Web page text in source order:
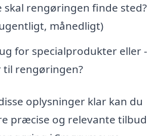
skal rengøringen finde sted?
månedligt)
for specialprodukter eller -
til rengøringen?
oplysninger klar kan du
præcise og relevante tilbud